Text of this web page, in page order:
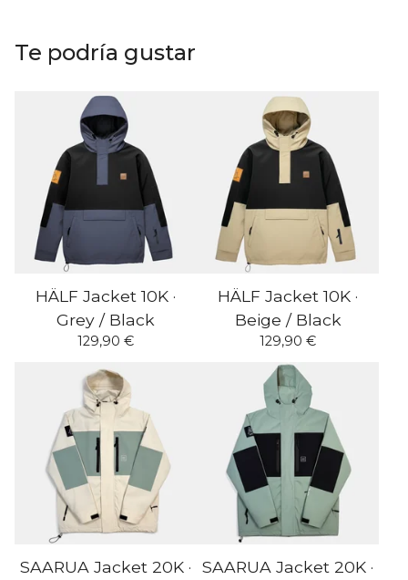
Te podría gustar
HÄLF Jacket 10K ·
Grey / Black
129,90 €
HÄLF Jacket 10K ·
Beige / Black
129,90 €
SAARUA Jacket 20K ·
SAARUA Jacket 20K ·